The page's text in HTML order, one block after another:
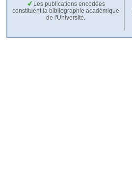
Les publications encodées
constituent la bibliographie académique
de l'Université.